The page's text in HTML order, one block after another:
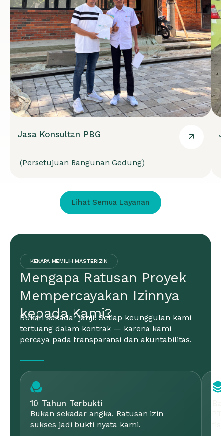
Jasa Konsultan PBG
(Persetujuan Bangunan Gedung)
Lihat Semua Layanan
KENAPA MEMILIH MASTERIZIN
Mengapa Ratusan Proyek
Mempercayakan Izinnya
kepada Kami?
Bukan sekadar janji. Setiap keunggulan kami
tertuang dalam kontrak — karena kami
percaya pada transparansi dan akuntabilitas.
10 Tahun Terbukti
Bukan sekadar angka. Ratusan izin
sukses jadi bukti nyata kami.